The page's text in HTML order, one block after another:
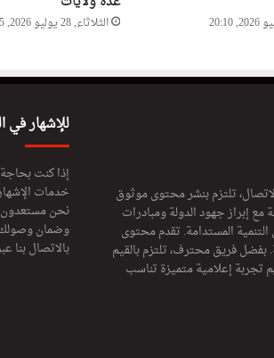
الثلاثاء, 28 يوليو 2026, 9:55
تلتزم بنشر محتوى موثوق
إبراز جهود الدولة ومبادرات
المستدامة. تقدم محتوى
بفضل فريق محترف، تلتزم بالقيم
تجربة إعلامية متميزة تناسب
للإشهار في
إذا كنت
خدمات الإشهار
نحن مستعدون
وضمان وصولك
بالاتصال بنا